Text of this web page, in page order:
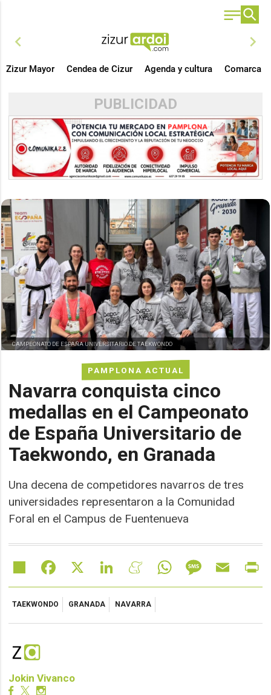
chevron_left chevron_right
Zizur Mayor Cendea de Cizur Agenda y cultura Comarca
PUBLICIDAD
PAMPLONA ACTUAL
Navarra conquista cinco
medallas en el Campeonato
de España Universitario de
Taekwondo, en Granada
Una decena de competidores navarros de tres
universidades representaron a la Comunidad
Foral en el Campus de Fuentenueva
CAMPEONATO DE ESPAÑA UNIVERSITARIO DE TAEKWONDO
Share Facebook LinkedIn MeneameWhatsAppMessageEmail
TAEKWONDO GRANADA NAVARRA
Jokin Vivanco